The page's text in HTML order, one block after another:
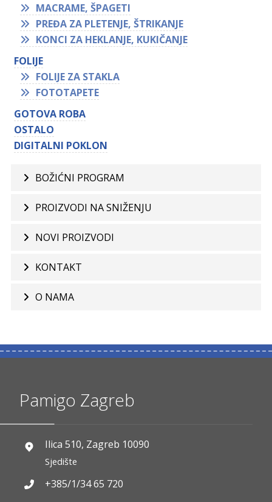
MACRAME, ŠPAGETI
PREĐA ZA PLETENJE, ŠTRIKANJE
KONCI ZA HEKLANJE, KUKIČANJE
FOLIJE
FOLIJE ZA STAKLA
FOTOTAPETE
GOTOVA ROBA
OSTALO
DIGITALNI POKLON
BOŽIĆNI PROGRAM
PROIZVODI NA SNIŽENJU
NOVI PROIZVODI
KONTAKT
O NAMA
Pamigo Zagreb
Ilica 510, Zagreb 10090
Sjedište
+385/1/34 65 720